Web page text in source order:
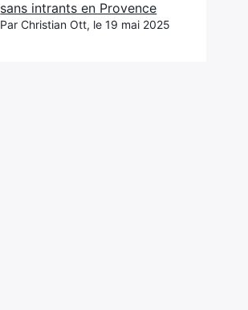
sans intrants en Provence
Par Christian Ott, le 19 mai 2025